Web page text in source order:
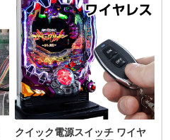
クイック電源スイッチ ワイヤ